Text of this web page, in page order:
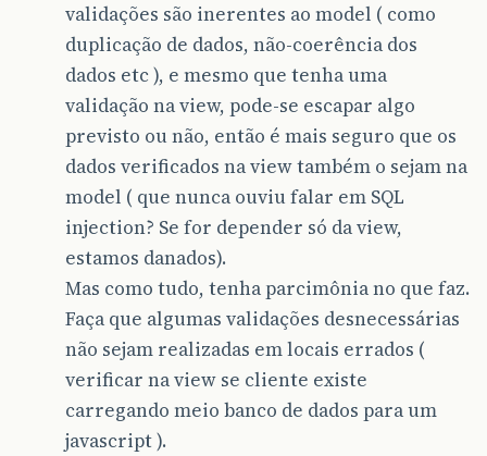
validações são inerentes ao model ( como
duplicação de dados, não-coerência dos
dados etc ), e mesmo que tenha uma
validação na view, pode-se escapar algo
previsto ou não, então é mais seguro que os
dados verificados na view também o sejam na
model ( que nunca ouviu falar em SQL
injection? Se for depender só da view,
estamos danados).
Mas como tudo, tenha parcimônia no que faz.
Faça que algumas validações desnecessárias
não sejam realizadas em locais errados (
verificar na view se cliente existe
carregando meio banco de dados para um
javascript ).